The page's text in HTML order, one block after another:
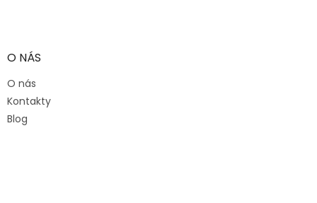
O NÁS
O nás
Kontakty
Blog